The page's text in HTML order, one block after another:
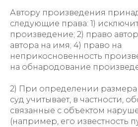
Автору произведения
следующие права: 1)
произведение; 2) право
автора на имя; 4) право на
неприкосновенность
на обнародование
2) При определении
суд учитывает, в частности,
связанные с объектом
(например, его известность